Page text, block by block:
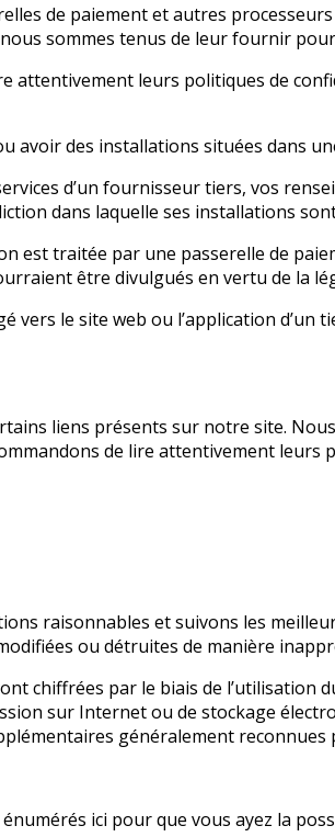
de paiement et autres
sommes tenus de leur fournir pour
attentivement leurs politiques de
des installations situées dans
d’un fournisseur tiers, vos
dans laquelle ses installations
est traitée par une passerelle de
être divulgués en vertu de la
le site web ou l’application d’un
liens présents sur notre site.
de lire attentivement leurs
raisonnables et suivons les
ou détruites de manière
chiffrées par le biais de l’utilisation
sur Internet ou de stockage
généralement reconnues
ici pour que vous ayez la